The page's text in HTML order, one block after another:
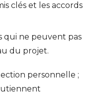
clés et les accords
qui ne peuvent pas
du projet.
personnelle ;